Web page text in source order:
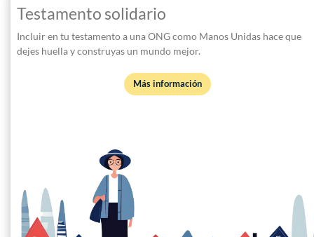
Testamento solidario
Incluir en tu testamento a una ONG como Manos Unidas hace que
dejes huella y construyas un mundo mejor.
Más información